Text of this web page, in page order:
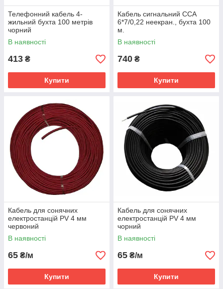
Телефонний кабель 4-
жильний бухта 100 метрів
чорний
В наявності
413 ₴
Купити
Кабель сигнальний ССА
6*7/0,22 неекран., бухта 100
м.
В наявності
740 ₴
Купити
Кабель для сонячних
електростанцій PV 4 мм
червоний
В наявності
65 ₴/м
Купити
Кабель для сонячних
електростанцій PV 4 мм
чорний
В наявності
65 ₴/м
Купити